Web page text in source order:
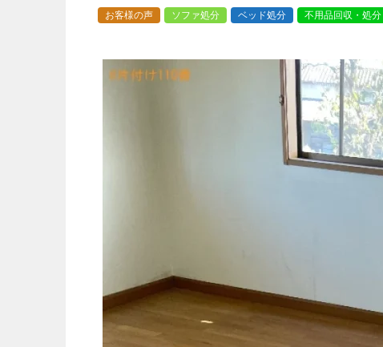
お客様の声
ソファ処分 ベッド処分 不用品回収・処分